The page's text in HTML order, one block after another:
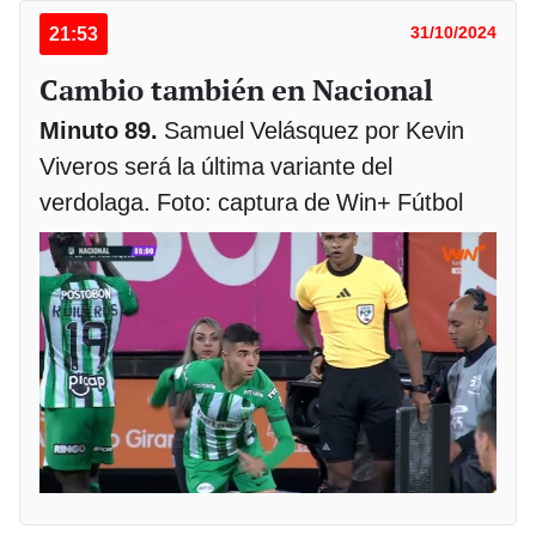
21:53 31/10/2024
Cambio también en Nacional
Minuto 89. Samuel Velásquez por Kevin
Viveros será la última variante del
verdolaga. Foto: captura de Win+ Fútbol